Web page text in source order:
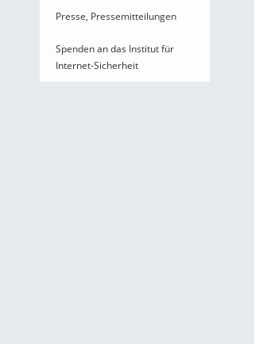
Presse, Pressemitteilungen
Spenden an das Institut für
Internet-Sicherheit